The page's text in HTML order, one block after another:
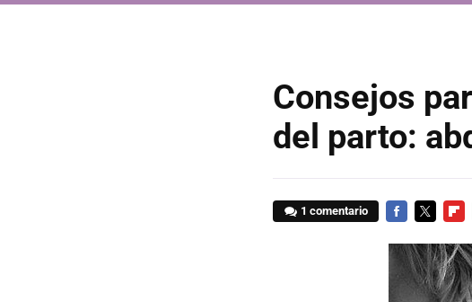
Consejos
del parto:
1 comentario